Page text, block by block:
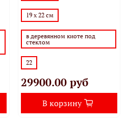
19 х 22 см
в деревянном киоте под
стеклом
22
29900.00 руб
В корзину